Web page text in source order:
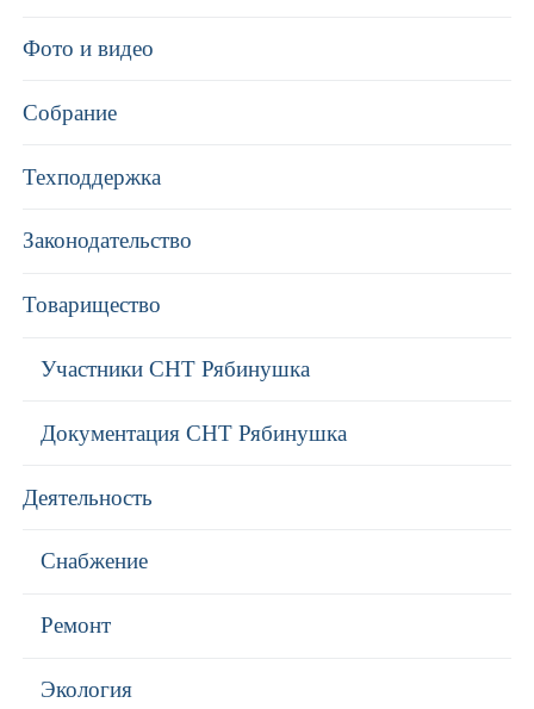
Фото и видео
Собрание
Техподдержка
Законодательство
Товарищество
Участники СНТ Рябинушка
Документация СНТ Рябинушка
Деятельность
Снабжение
Ремонт
Экология